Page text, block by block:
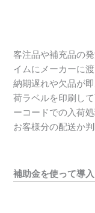
客注品や補充品の
イムにメーカーに
納期遅れや欠品が
荷ラベルを印刷し
ーコードでの入荷
お客様分の配送か
補助金を使って導入